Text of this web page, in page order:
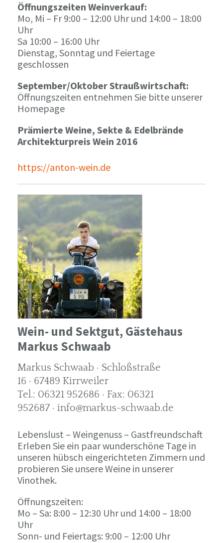
Öffnungszeiten Weinverkauf:
Mo, Mi – Fr 9:00 – 12:00 Uhr und 14:00 – 18:00
Uhr
Sa 10:00 – 16:00 Uhr
Dienstag, Sonntag und Feiertage
geschlossen
September/Oktober Straußwirtschaft:
Öffnungszeiten entnehmen Sie bitte unserer
Homepage
Prämierte Weine, Sekte & Edelbrände
Architekturpreis Wein 2016
https://anton-wein.de
Wein- und Sektgut, Gästehaus
Markus Schwaab
Markus Schwaab · Schloßstraße
16 · 67489 Kirrweiler
Tel.: 06321 952686 · Fax: 06321
952687 · info@markus-schwaab.de
Lebenslust – Weingenuss – Gastfreundschaft
Erleben Sie ein paar wunderschöne Tage in
unseren hübsch eingerichteten Zimmern und
probieren Sie unsere Weine in unserer
Vinothek.
Öffnungszeiten:
Mo – Sa: 8:00 – 12:30 Uhr und 14:00 – 18:00
Uhr
Sonn- und Feiertags: 9:00 – 12:00 Uhr